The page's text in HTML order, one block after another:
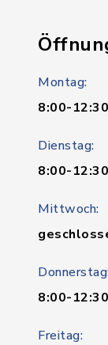
Montag:
8:00-
Dienstag:
8:00-
Mittwoch:
8:00-
Freitag: